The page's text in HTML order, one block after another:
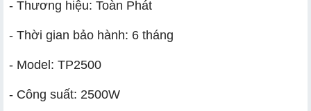
- Thương hiệu: Toàn Phát
- Thời gian bảo hành: 6 tháng
- Model: TP2500
- Công suất: 2500W